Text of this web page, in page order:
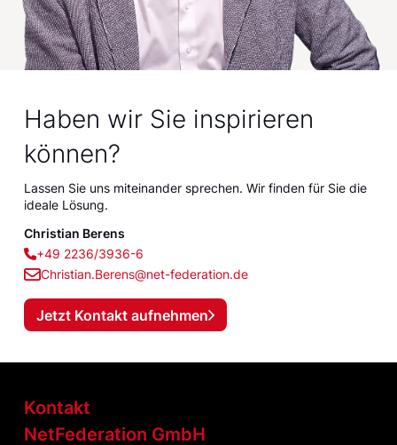
Haben wir Sie inspirieren
können?
Lassen Sie uns miteinander sprechen. Wir finden für Sie die
ideale Lösung.
Christian Berens
+49 2236/3936-6
Christian.Berens@net-federation.de
Jetzt Kontakt aufnehmen
Kontakt
NetFederation GmbH